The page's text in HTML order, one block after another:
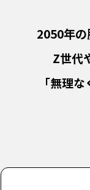
2050年の
Z世代
「無理